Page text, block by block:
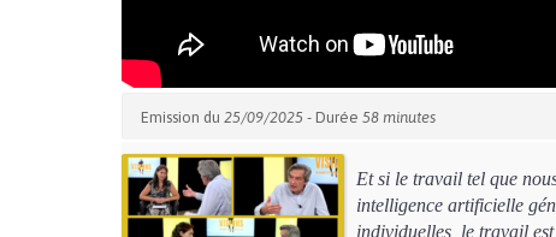
Emission du 25/09/2025 - Durée 58 minutes
Et si le travail tel que
intelligence artificielle
individuelles, le travail